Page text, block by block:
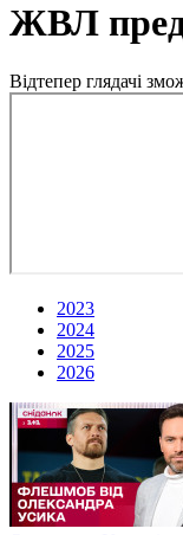
ЖВЛ
Відтепер глядачі
2023
2024
2025
2026